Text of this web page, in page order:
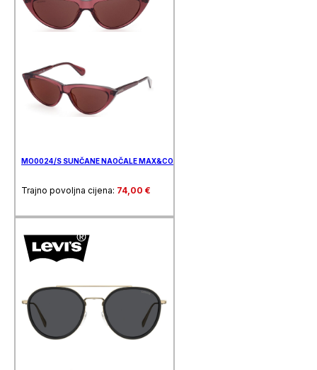
MO0024/S SUNČANE NAOČALE MAX&CO.
Trajno povoljna cijena: 74,00 €